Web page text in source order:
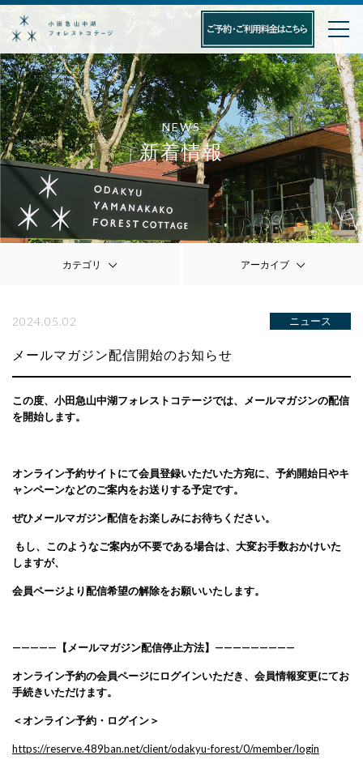
NEWS
新着情報
カテゴリ アーカイブ
2024.05.02 ニュース
メールマガジン配信開始のお知らせ
この度、小田急山中湖フォレストコテージでは、メールマガジンの配信
を開始します。
オンライン予約サイトにて会員登録いただいた方宛に、予約開始日やキ
ャンペーンなどのご案内をお送りする予定です。
ぜひメールマガジン配信をお楽しみにお待ちください。
もし、このようなご案内が不要である場合は、大変お手数おかけいた
しますが、
会員ページより配信希望の解除をお願いいたします。
—————【メールマガジン配信停止方法】—————————
オンライン予約の会員ページにログインいただき、会員情報変更にてお
手続きいただけます。
＜オンライン予約・ログイン＞
https://reserve.489ban.net/client/odakyu-forest/0/member/login